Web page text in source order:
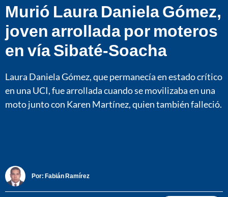
Murió Laura Daniela Gómez,
joven arrollada por moteros
en vía Sibaté-Soacha
Laura Daniela Gómez, que permanecía en estado crítico
en una UCI, fue arrollada cuando se movilizaba en una
moto junto con Karen Martínez, quien también falleció.
Por: Fabián Ramírez